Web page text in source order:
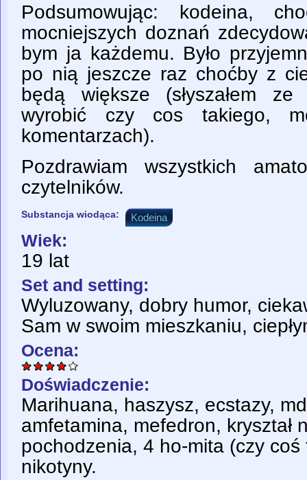
Podsumowując: kodeina,
mocniejszych doznań
bym ja każdemu. Było
po nią jeszcze raz choćby z
będą większe (słyszałem
wyrobić czy cos takiego,
komentarzach).
Pozdrawiam wszystkich
czytelników.
Substancja wiodąca: Kodeina
Wiek:
19 lat
Set and setting:
Wyluzowany, dobry humor,
Sam w swoim mieszkaniu,
Ocena:
Doświadczenie:
Marihuana, haszysz, ecstazy,
amfetamina, mefedron, kryształ
pochodzenia, 4 ho-mita (czy
nikotyny.